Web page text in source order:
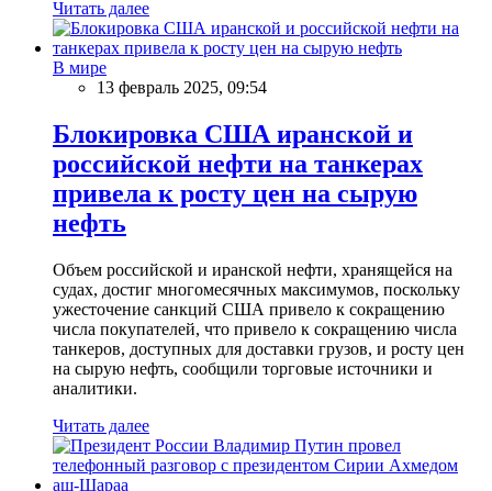
Читать далее
В мире
13 февраль 2025, 09:54
Блокировка США иранской и
российской нефти на танкерах
привела к росту цен на сырую
нефть
Объем российской и иранской нефти, хранящейся на
судах, достиг многомесячных максимумов, поскольку
ужесточение санкций США привело к сокращению
числа покупателей, что привело к сокращению числа
танкеров, доступных для доставки грузов, и росту цен
на сырую нефть, сообщили торговые источники и
аналитики.
Читать далее